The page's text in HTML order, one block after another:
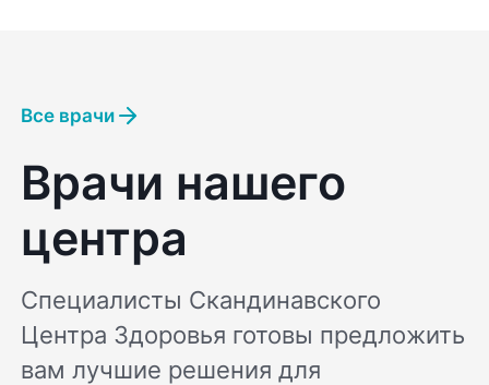
Все врачи
Врачи нашего
центра
Специалисты Скандинавского
Центра Здоровья готовы предложить
вам лучшие решения для